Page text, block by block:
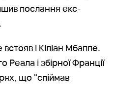
послання екс-
і Кіліан Мбаппе.
і збірної Франції
що "спіймав